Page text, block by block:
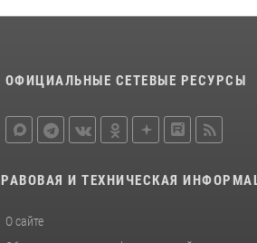
ОФИЦИАЛЬНЫЕ СЕТЕВЫЕ РЕСУРСЫ
И ТЕХНИЧЕСКАЯ
О сайте